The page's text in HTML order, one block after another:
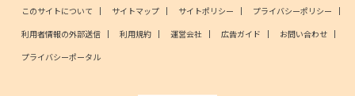
このサイトについて サイトマップ サイトポリシー
プライバシーポリシー
利用者情報の外部送信
利用規約 運営会社 広告ガイド
お問い合わせ
プライバシーポータル